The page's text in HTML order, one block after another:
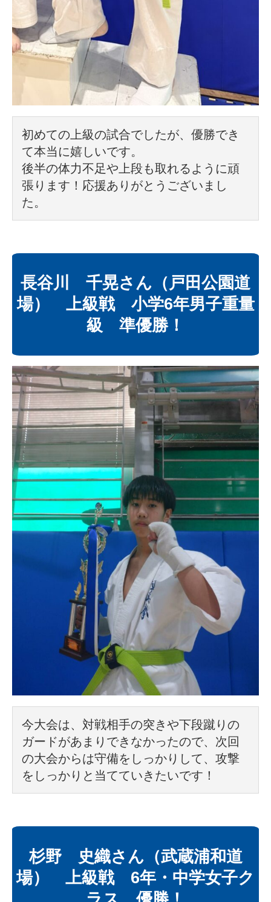
初めての上級の試合でしたが、優勝でき
て本当に嬉しいです。
後半の体力不足や上段も取れるように頑
張ります！応援ありがとうございまし
た。
長谷川 千晃さん（戸田公園道
場） 上級戦 小学6年男子重量
級 準優勝！
今大会は、対戦相手の突きや下段蹴りの
ガードがあまりできなかったので、次回
の大会からは守備をしっかりして、攻撃
をしっかりと当てていきたいです！
杉野 史織さん（武蔵浦和道
場） 上級戦 6年・中学女子ク